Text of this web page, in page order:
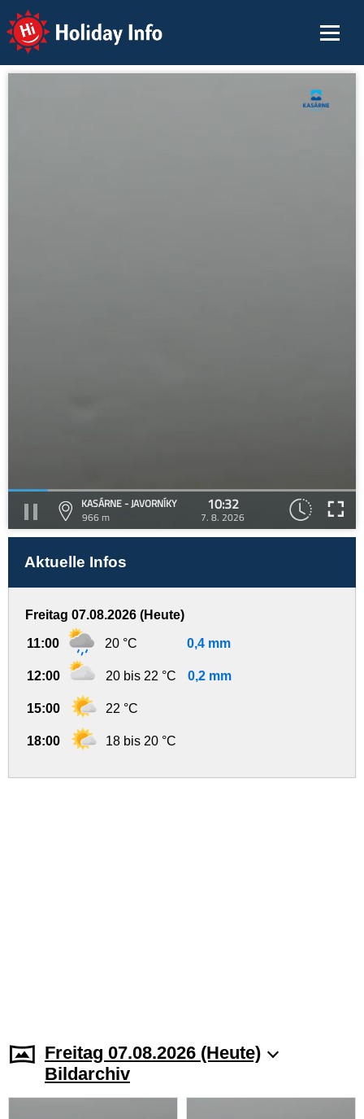
Holiday Info
KASÁRNE - JAVORNÍKY
966 m
10:32
7. 8. 2026
Aktuelle Infos
Freitag 07.08.2026 (Heute)
11:00 20 °C 0,4 mm
12:00 20 bis 22 °C 0,2 mm
15:00 22 °C
18:00 18 bis 20 °C
Freitag 07.08.2026 (Heute)
Bildarchiv